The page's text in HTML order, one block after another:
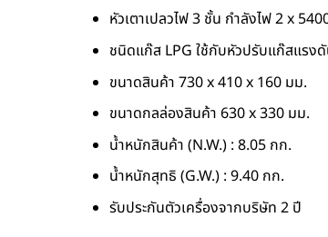
หัวเตาเปลวไฟ 3 ชั้น กำลังไฟ 2 x
ชนิดแก๊ส LPG ใช้กับหัวปรับแก๊สแรง
ขนาดสินค้า 730 x 410 x 160 มม.
ขนาดกลล่องสินค้า 630 x 330 มม.
น้ำหนักสินค้า (N.W.) : 8.05 กก.
น้ำหนักสุทธิ (G.W.) : 9.40 กก.
รับประกันตัวเครื่องจากบริษัท 2 ปี